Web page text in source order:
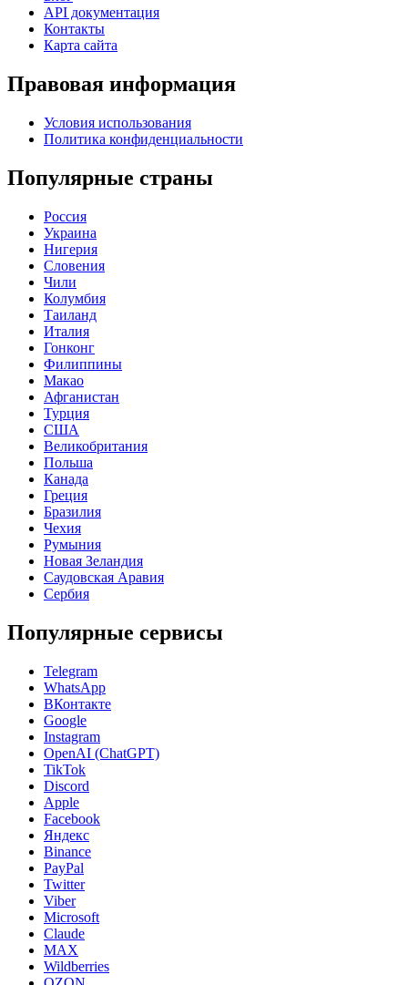
API документация
Контакты
Карта сайта
Правовая информация
Условия использования
Политика конфиденциальности
Популярные страны
Россия
Украина
Нигерия
Словения
Чили
Колумбия
Таиланд
Италия
Гонконг
Филиппины
Макао
Афганистан
Турция
США
Великобритания
Польша
Канада
Греция
Бразилия
Чехия
Румыния
Новая Зеландия
Саудовская Аравия
Сербия
Популярные сервисы
Telegram
WhatsApp
ВКонтакте
Google
Instagram
OpenAI (ChatGPT)
TikTok
Discord
Apple
Facebook
Яндекс
Binance
PayPal
Twitter
Viber
Microsoft
Claude
MAX
Wildberries